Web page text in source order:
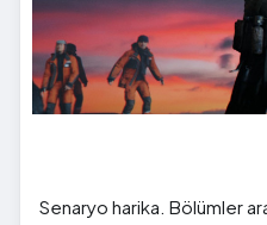
Senaryo harika. Bölümler